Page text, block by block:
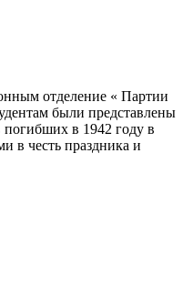
отделение « Партии
были представлены
погибших в 1942 году в
в честь праздника и